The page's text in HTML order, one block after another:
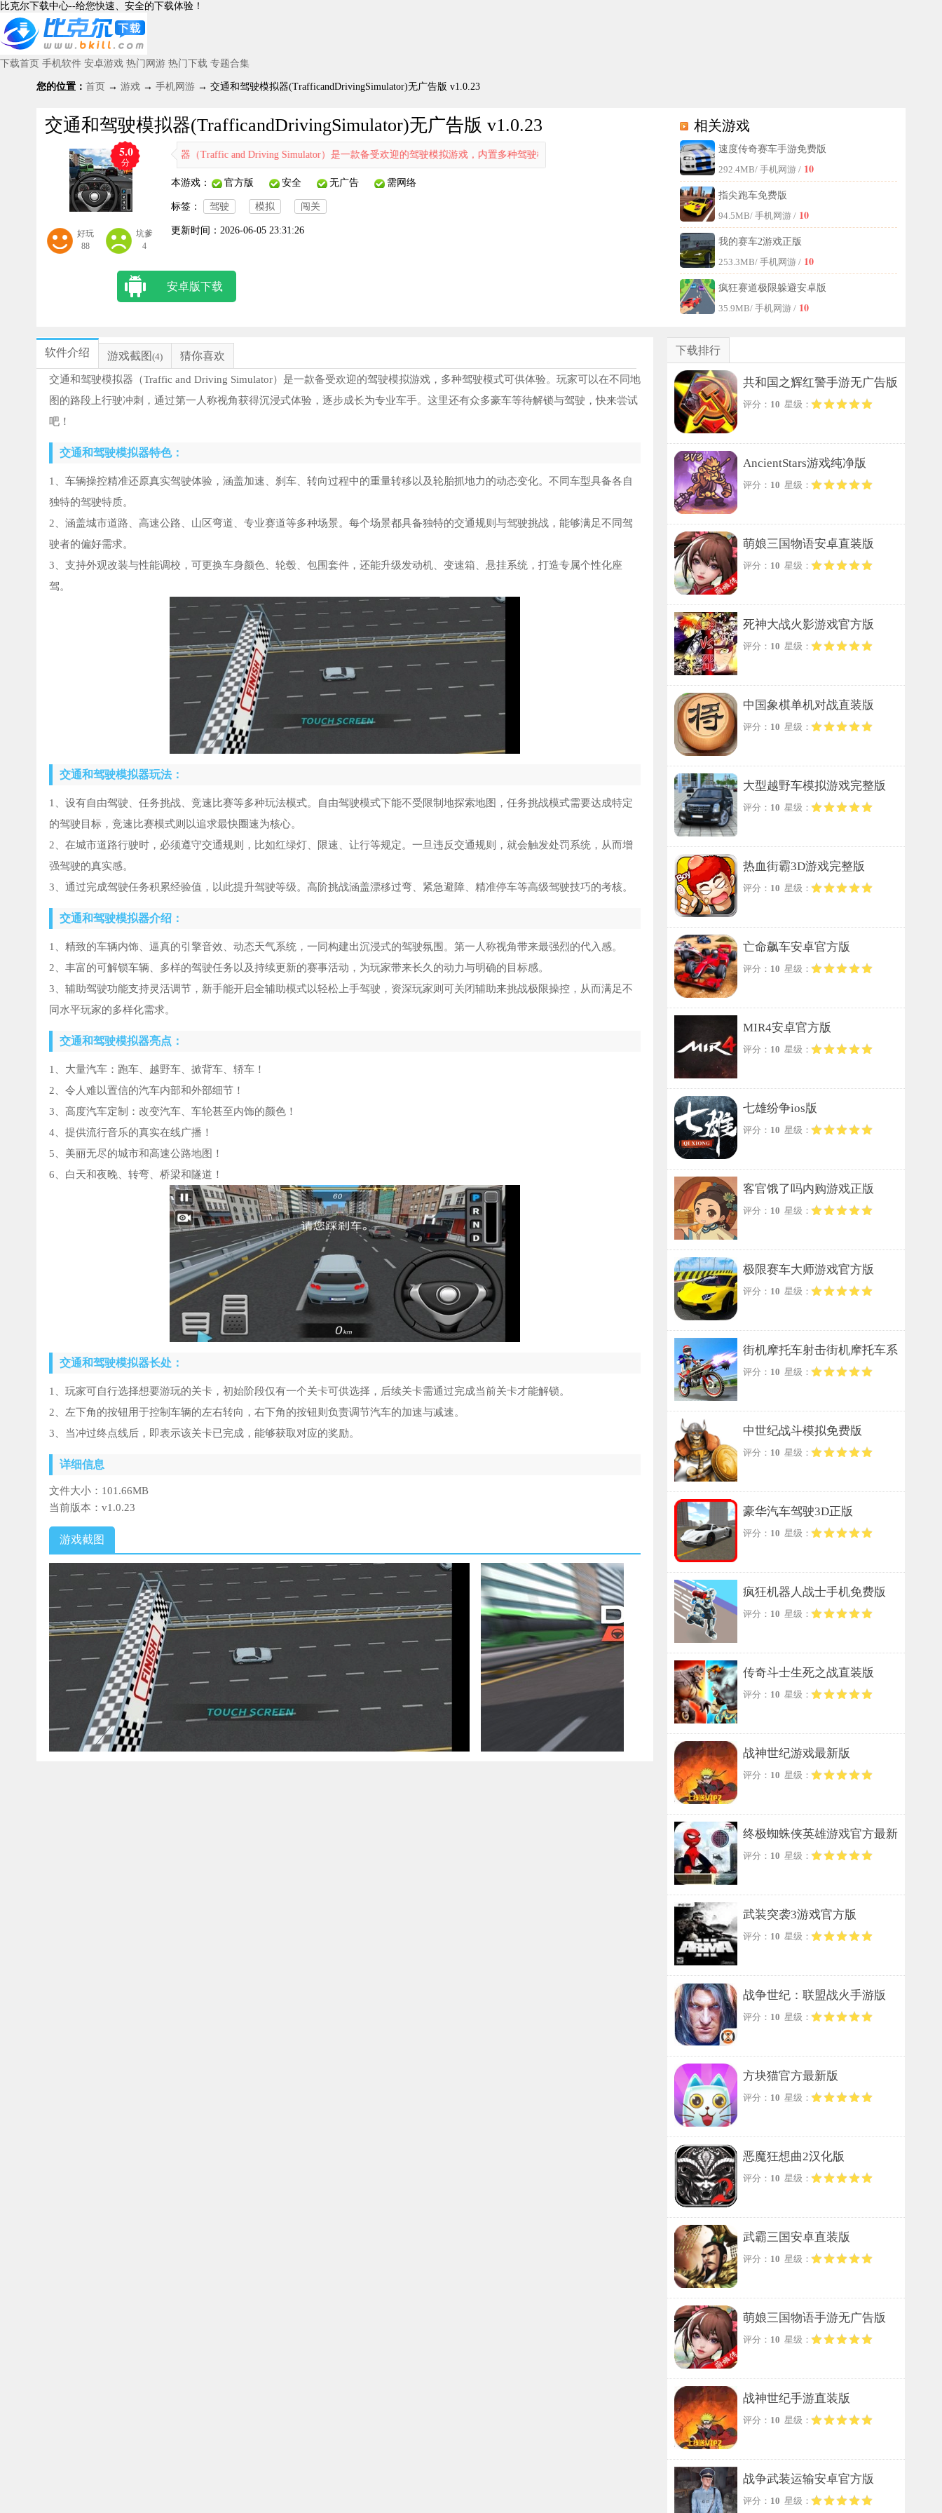
比克尔下载中心--给您快速、安全的下载体验！
下载首页 手机软件 安卓游戏 热门网游 热门下载 专题合集
您的位置： 首页 → 游戏 → 手机网游 → 交通和驾驶模拟器(TrafficandDrivingSimulator)无广告版 v1.0.23
交通和驾驶模拟器(TrafficandDrivingSimulator)无广告版 v1.0.23
5.0
分
好玩
88
坑爹
4
交通和驾驶模拟器（Traffic and Driving Simulator）是一款备受欢迎的驾驶模拟游戏，内置多种驾驶模式可供体验。玩家可以在不同地图的路段上行驶冲刺，通过第一人称视角获得沉浸式体验，逐步成长为
本游戏： 官方版 安全 无广告 需网络
标签： 驾驶 模拟 闯关
更新时间： 2026-06-05 23:31:26
安卓版下载
相关游戏
速度传奇赛车手游免费版
292.4MB/ 手机网游 / 10
指尖跑车免费版
94.5MB/ 手机网游 / 10
我的赛车2游戏正版
253.3MB/ 手机网游 / 10
疯狂赛道极限躲避安卓版
35.9MB/ 手机网游 / 10
软件介绍 游戏截图 (4) 猜你喜欢
交通和驾驶模拟器（Traffic and Driving Simulator）是一款备受欢迎的驾驶模拟游戏，多种驾驶模式可供体验。玩家可以在不同地
图的路段上行驶冲刺，通过第一人称视角获得沉浸式体验，逐步成长为专业车手。这里还有众多豪车等待解锁与驾驶，快来尝试
吧！
交通和驾驶模拟器特色：
1、车辆操控精准还原真实驾驶体验，涵盖加速、刹车、转向过程中的重量转移以及轮胎抓地力的动态变化。不同车型具备各自
独特的驾驶特质。
2、涵盖城市道路、高速公路、山区弯道、专业赛道等多种场景。每个场景都具备独特的交通规则与驾驶挑战，能够满足不同驾
驶者的偏好需求。
3、支持外观改装与性能调校，可更换车身颜色、轮毂、包围套件，还能升级发动机、变速箱、悬挂系统，打造专属个性化座
驾。
交通和驾驶模拟器玩法：
1、设有自由驾驶、任务挑战、竞速比赛等多种玩法模式。自由驾驶模式下能不受限制地探索地图，任务挑战模式需要达成特定
的驾驶目标，竞速比赛模式则以追求最快圈速为核心。
2、在城市道路行驶时，必须遵守交通规则，比如红绿灯、限速、让行等规定。一旦违反交通规则，就会触发处罚系统，从而增
强驾驶的真实感。
3、通过完成驾驶任务积累经验值，以此提升驾驶等级。高阶挑战涵盖漂移过弯、紧急避障、精准停车等高级驾驶技巧的考核。
交通和驾驶模拟器介绍：
1、精致的车辆内饰、逼真的引擎音效、动态天气系统，一同构建出沉浸式的驾驶氛围。第一人称视角带来最强烈的代入感。
2、丰富的可解锁车辆、多样的驾驶任务以及持续更新的赛事活动，为玩家带来长久的动力与明确的目标感。
3、辅助驾驶功能支持灵活调节，新手能开启全辅助模式以轻松上手驾驶，资深玩家则可关闭辅助来挑战极限操控，从而满足不
同水平玩家的多样化需求。
交通和驾驶模拟器亮点：
1、大量汽车：跑车、越野车、掀背车、轿车！
2、令人难以置信的汽车内部和外部细节！
3、高度汽车定制：改变汽车、车轮甚至内饰的颜色！
4、提供流行音乐的真实在线广播！
5、美丽无尽的城市和高速公路地图！
6、白天和夜晚、转弯、桥梁和隧道！
交通和驾驶模拟器长处：
1、玩家可自行选择想要游玩的关卡，初始阶段仅有一个关卡可供选择，后续关卡需通过完成当前关卡才能解锁。
2、左下角的按钮用于控制车辆的左右转向，右下角的按钮则负责调节汽车的加速与减速。
3、当冲过终点线后，即表示该关卡已完成，能够获取对应的奖励。
详细信息
文件大小： 101.66MB
当前版本： v1.0.23
游戏截图
下载排行
共和国之辉红警手游无广告版
评分： 10 星级：
AncientStars游戏纯净版
评分： 10 星级：
萌娘三国物语安卓直装版
评分： 10 星级：
死神大战火影游戏官方版
评分： 10 星级：
中国象棋单机对战直装版
评分： 10 星级：
大型越野车模拟游戏完整版
评分： 10 星级：
热血街霸3D游戏完整版
评分： 10 星级：
亡命飙车安卓官方版
评分： 10 星级：
MIR4安卓官方版
评分： 10 星级：
七雄纷争ios版
评分： 10 星级：
客官饿了吗内购游戏正版
评分： 10 星级：
极限赛车大师游戏官方版
评分： 10 星级：
街机摩托车射击街机摩托车系
列手游无广告版
评分： 10 星级：
中世纪战斗模拟免费版
评分： 10 星级：
豪华汽车驾驶3D正版
评分： 10 星级：
疯狂机器人战士手机免费版
评分： 10 星级：
传奇斗士生死之战直装版
评分： 10 星级：
战神世纪游戏最新版
评分： 10 星级：
终极蜘蛛侠英雄游戏官方最新
版
评分： 10 星级：
武装突袭3游戏官方版
评分： 10 星级：
战争世纪：联盟战火手游版
评分： 10 星级：
方块猫官方最新版
评分： 10 星级：
恶魔狂想曲2汉化版
评分： 10 星级：
武霸三国安卓直装版
评分： 10 星级：
萌娘三国物语手游无广告版
评分： 10 星级：
战神世纪手游直装版
评分： 10 星级：
战争武装运输安卓官方版
评分： 10 星级：